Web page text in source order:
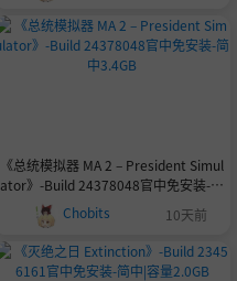
《总统模拟器 MA 2 – President Simul
ator》-Build 24378048官中免安装-简
中3.4GB
Chobits 10天前